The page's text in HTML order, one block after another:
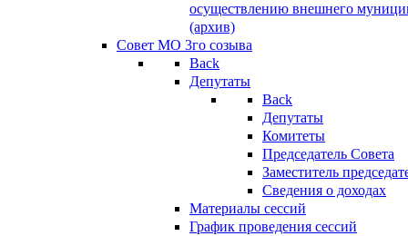
осуществлению внешнего
(архив)
Совет МО 3го созыва
Back
Депутаты
Back
Депутаты
Комитеты
Председатель Совета
Заместитель
Сведения о доходах
Материалы сессий
График проведения сессий